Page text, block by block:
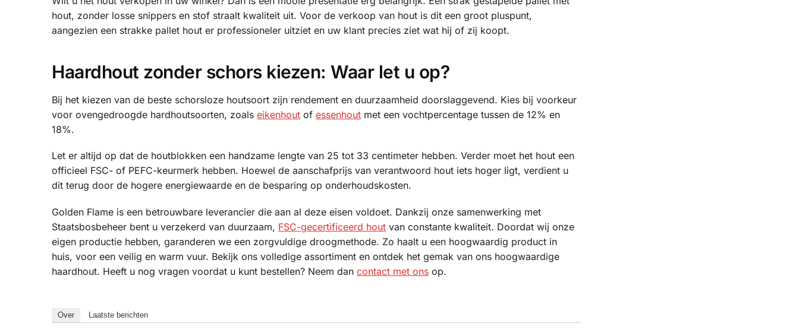
hout, zonder losse snippers en stof straalt kwaliteit uit. Voor de verkoop van hout is dit een groot pluspunt,
aangezien een strakke pallet hout er professioneler uitziet en uw klant precies ziet wat hij of zij koopt.
Haardhout zonder schors kiezen: Waar let u op?
Bij het kiezen van de beste schorsloze houtsoort zijn rendement en duurzaamheid doorslaggevend. Kies bij voorkeur
voor ovengedroogde hardhoutsoorten, zoals eikenhout of essenhout met een vochtpercentage tussen de 12% en
18%.
Let er altijd op dat de houtblokken een handzame lengte van 25 tot 33 centimeter hebben. Verder moet het hout een
officieel FSC- of PEFC-keurmerk hebben. Hoewel de aanschafprijs van verantwoord hout iets hoger ligt, verdient u
dit terug door de hogere energiewaarde en de besparing op onderhoudskosten.
Golden Flame is een betrouwbare leverancier die aan al deze eisen voldoet. Dankzij onze samenwerking met
Staatsbosbeheer bent u verzekerd van duurzaam, FSC-gecertificeerd hout van constante kwaliteit. Doordat wij onze
eigen productie hebben, garanderen we een zorgvuldige droogmethode. Zo haalt u een hoogwaardig product in
huis, voor een veilig en warm vuur. Bekijk ons volledige assortiment en ontdek het gemak van ons hoogwaardige
haardhout. Heeft u nog vragen voordat u kunt bestellen? Neem dan contact met ons op.
Over Laatste berichten